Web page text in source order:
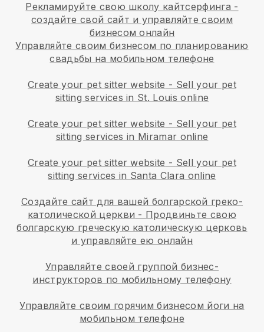
Рекламируйте свою школу кайтсерфинга -
создайте свой сайт и управляйте своим
бизнесом онлайн
Управляйте своим бизнесом по планированию
свадьбы на мобильном телефоне
Create your pet sitter website - Sell your pet
sitting services in St. Louis online
Create your pet sitter website - Sell your pet
sitting services in Miramar online
Create your pet sitter website - Sell your pet
sitting services in Santa Clara online
Создайте сайт для вашей болгарской греко-
католической церкви - Продвиньте свою
болгарскую греческую католическую церковь
и управляйте ею онлайн
Управляйте своей группой бизнес-
инструкторов по мобильному телефону
Управляйте своим горячим бизнесом йоги на
мобильном телефоне